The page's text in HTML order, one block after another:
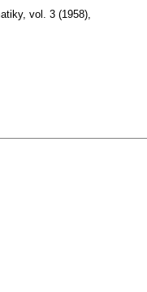
, vol. 3 (1958),